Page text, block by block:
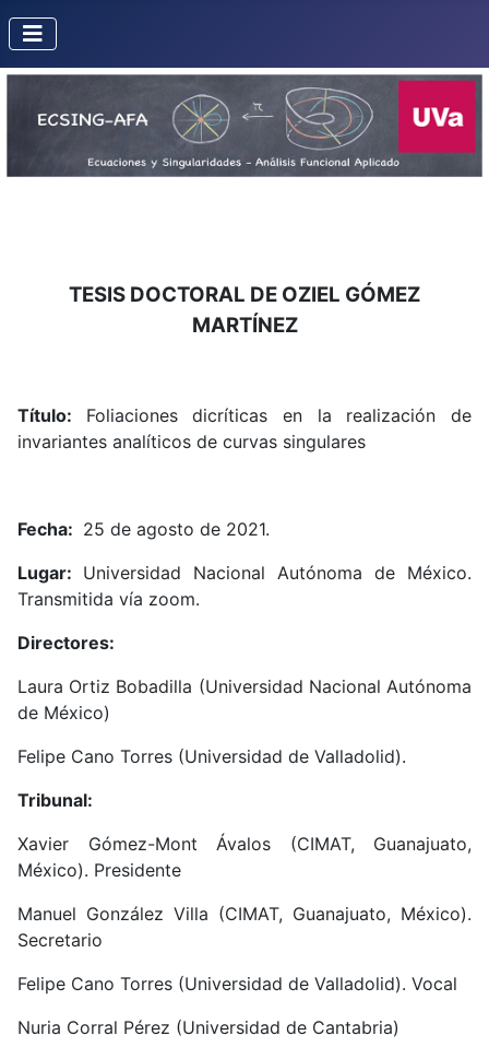
TESIS DOCTORAL DE OZIEL GÓMEZ
MARTÍNEZ
Título:
Foliaciones dicríticas en la realización de
invariantes analíticos de curvas singulares
Fecha: 25 de agosto de 2021.
Lugar: Universidad Nacional Autónoma de México.
Transmitida vía zoom.
Directores:
Laura Ortiz Bobadilla (Universidad Nacional Autónoma
de México)
Felipe Cano Torres (Universidad de Valladolid).
Tribunal:
Xavier Gómez-Mont Ávalos (CIMAT, Guanajuato,
México). Presidente
Manuel González Villa (CIMAT, Guanajuato, México).
Secretario
Felipe Cano Torres (Universidad de Valladolid). Vocal
Nuria Corral Pérez (Universidad de Cantabria)